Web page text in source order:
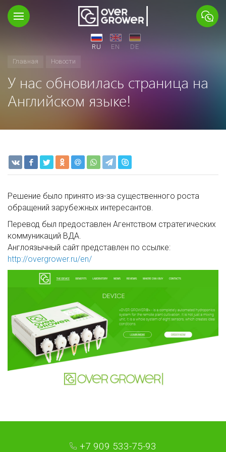
RU EN
DE
Главная
Новости
У нас обновилась страница на
Английском языке!
Решение было принято из-за существенного роста
обращений зарубежных интересантов.
Перевод был предоставлен Агентством стратегических
коммуникаций ВДА.
Англоязычный сайт представлен по ссылке:
http://overgrower.ru/en/
+7 909 533-75-93